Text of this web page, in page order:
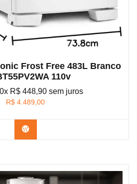
Frost Free 483L Branco
110v
R$ 448,90 sem juros
R$ 4.489,00
Confira na Amazon